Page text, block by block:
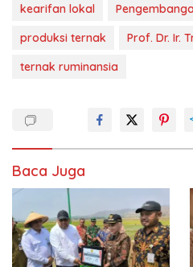
kearifan lokal
produksi ternak
Prof. Dr. Ir.
ternak ruminansia
Baca Juga